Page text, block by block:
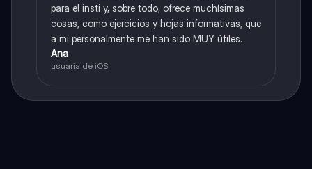
para el insti y, sobre todo, ofrece muchísimas
cosas, como ejercicios y hojas informativas, que
a mí personalmente me han sido MUY útiles.
Ana
usuaria de iOS